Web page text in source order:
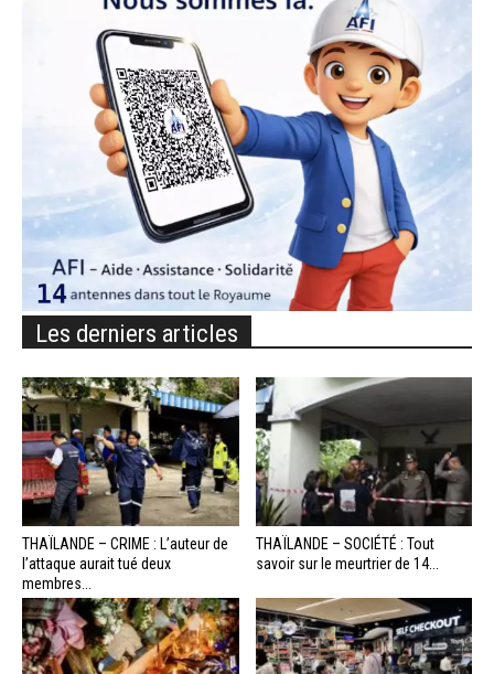
Les derniers articles
THAÏLANDE – CRIME : L’auteur de
l’attaque aurait tué deux
membres...
THAÏLANDE – SOCIÉTÉ : Tout
savoir sur le meurtrier de 14...